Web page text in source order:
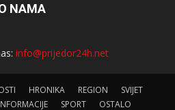
NAMA
info@prijedor24h.net
HRONIKA REGION
SVIJET
SPORT OSTALO